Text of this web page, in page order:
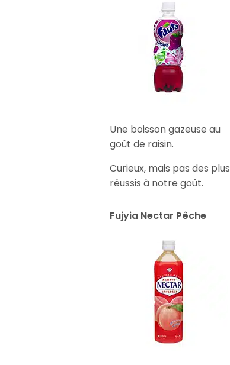
Une boisson gazeuse au
goût de raisin.
Curieux, mais pas des plus
réussis à notre goût.
Fujyia Nectar Pêche